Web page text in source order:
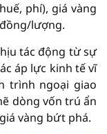
phí), giá vàng
lượng.
tác động từ sự
áp lực kinh tế vĩ
trình ngoại giao
dòng vốn trú ẩn
vàng bứt phá.